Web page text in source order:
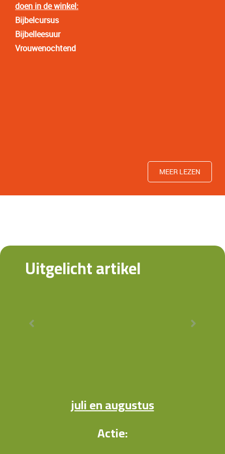
doen in de winkel:
Bijbelcursus
Bijbelleesuur
Vrouwenochtend
MEER LEZEN
Uitgelicht artikel
juli en augustus
Actie: